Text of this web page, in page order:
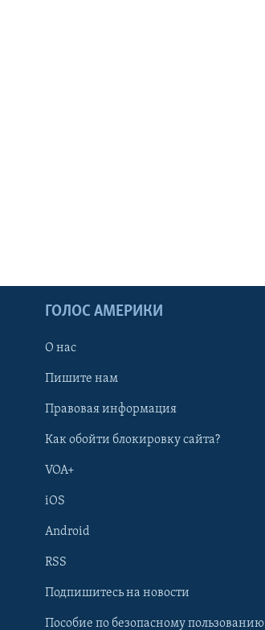
Learning English
ГОЛОС АМЕРИКИ
О нас
Пишите нам
Правовая информация
Как обойти блокировку сайта?
VOA+
iOS
Android
RSS
Подпишитесь на новости
Пособие по безопасному пользованию